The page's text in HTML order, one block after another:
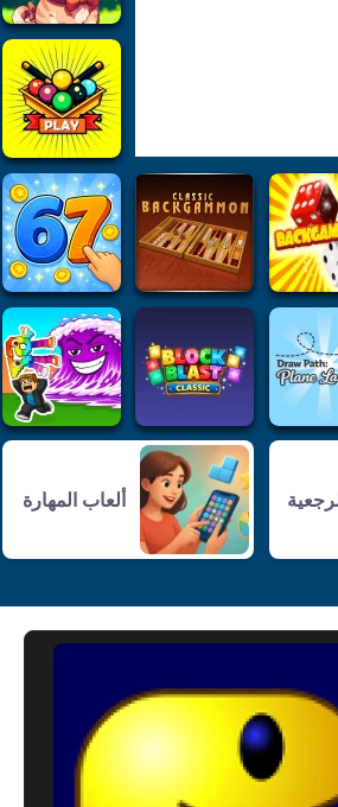
ألعاب المهارة